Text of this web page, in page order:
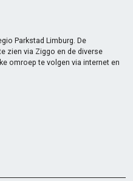
Parkstad Limburg. De
zien via Ziggo en de diverse
omroep te volgen via internet en